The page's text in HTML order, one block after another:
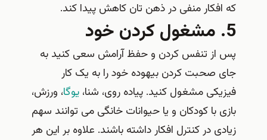
که افکار منفی در ذهن تان کاهش پیدا کند.
5. مشغول کردن خود
پس از تنفس کردن و حفظ آرامش سعی کنید به
جای صحبت کردن بیهوده خود را به یک کار
فیزیکی مشغول کنید. پیاده روی، شنا،یوگا، ورزش،
بازی با کودکان و یا حیوانات خانگی می توانند سهم
زیادی در کنترل افکار داشته باشند. علاوه بر این هر